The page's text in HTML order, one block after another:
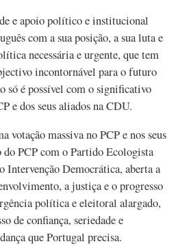
e apoio político e institucional
com a sua posição, a sua luta e
necessária e urgente, que tem
incontornável para o futuro
só é possível com o significativo
e dos seus aliados na CDU.
votação massiva no PCP e nos seus
PCP com o Partido Ecologista
Intervenção Democrática, aberta a
a justiça e o progresso
política e eleitoral alargado,
de confiança, seriedade e
que Portugal precisa.